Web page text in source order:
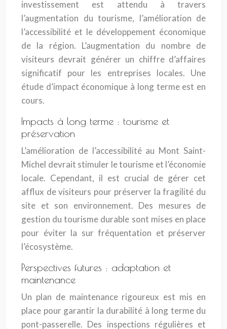
investissement est attendu à travers
l’augmentation du tourisme, l’amélioration de
l’accessibilité et le développement économique
de la région. L’augmentation du nombre de
visiteurs devrait générer un chiffre d’affaires
significatif pour les entreprises locales. Une
étude d’impact économique à long terme est en
cours.
Impacts à long terme : tourisme et
préservation
L’amélioration de l’accessibilité au Mont Saint-
Michel devrait stimuler le tourisme et l’économie
locale. Cependant, il est crucial de gérer cet
afflux de visiteurs pour préserver la fragilité du
site et son environnement. Des mesures de
gestion du tourisme durable sont mises en place
pour éviter la sur fréquentation et préserver
l’écosystème.
Perspectives futures : adaptation et
maintenance
Un plan de maintenance rigoureux est mis en
place pour garantir la durabilité à long terme du
pont-passerelle. Des inspections régulières et